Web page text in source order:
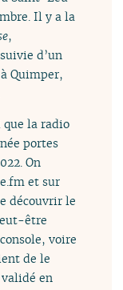
Il y a la
,
d’un
Quimper,
que la radio
portes
On
et sur
découvrir le
être
voire
de le
en